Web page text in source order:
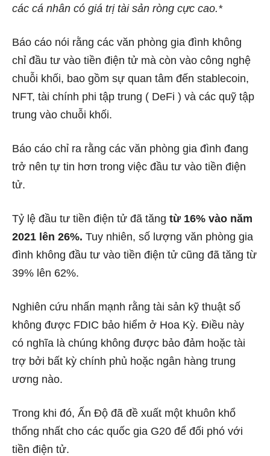
các cá nhân có giá trị tài sản ròng cực cao.*
Báo cáo nói rằng các văn phòng gia đình không
chỉ đầu tư vào tiền điện tử mà còn vào công nghệ
chuỗi khối, bao gồm sự quan tâm đến stablecoin,
NFT, tài chính phi tập trung ( DeFi ) và các quỹ tập
trung vào chuỗi khối.
Báo cáo chỉ ra rằng các văn phòng gia đình đang
trở nên tự tin hơn trong việc đầu tư vào tiền điện
tử.
Tỷ lệ đầu tư tiền điện tử đã tăng từ 16% vào năm
2021 lên 26%. Tuy nhiên, số lượng văn phòng gia
đình không đầu tư vào tiền điện tử cũng đã tăng từ
39% lên 62%.
Nghiên cứu nhấn mạnh rằng tài sản kỹ thuật số
không được FDIC bảo hiểm ở Hoa Kỳ. Điều này
có nghĩa là chúng không được bảo đảm hoặc tài
trợ bởi bất kỳ chính phủ hoặc ngân hàng trung
ương nào.
Trong khi đó, Ấn Độ đã đề xuất một khuôn khổ
thống nhất cho các quốc gia G20 để đối phó với
tiền điện tử.